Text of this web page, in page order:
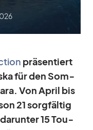
prä­sen­tiert
für den Som­
Von April bis
21 sorg­fäl­tig
15 Tou­